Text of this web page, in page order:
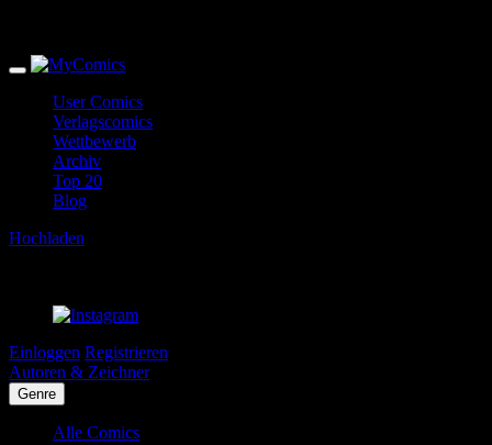
User Comics
Verlagscomics
Wettbewerb
Archiv
Top 20
Blog
Hochladen
Einloggen Registrieren
Autoren & Zeichner
Genre
Alle Comics